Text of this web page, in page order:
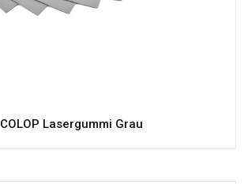
COLOP Lasergummi Grau